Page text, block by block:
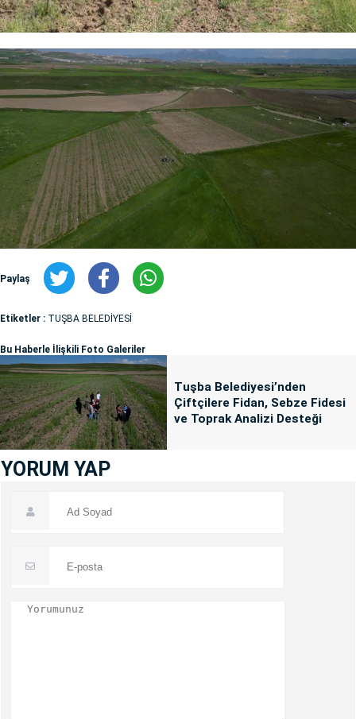
Paylaş
Etiketler : TUŞBA BELEDİYESİ
Bu Haberle İlişkili Foto Galeriler
Tuşba Belediyesi’nden
Çiftçilere Fidan, Sebze Fidesi
ve Toprak Analizi Desteği
YORUM YAP